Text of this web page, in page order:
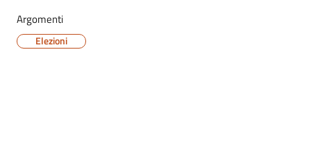
Argomenti
Elezioni